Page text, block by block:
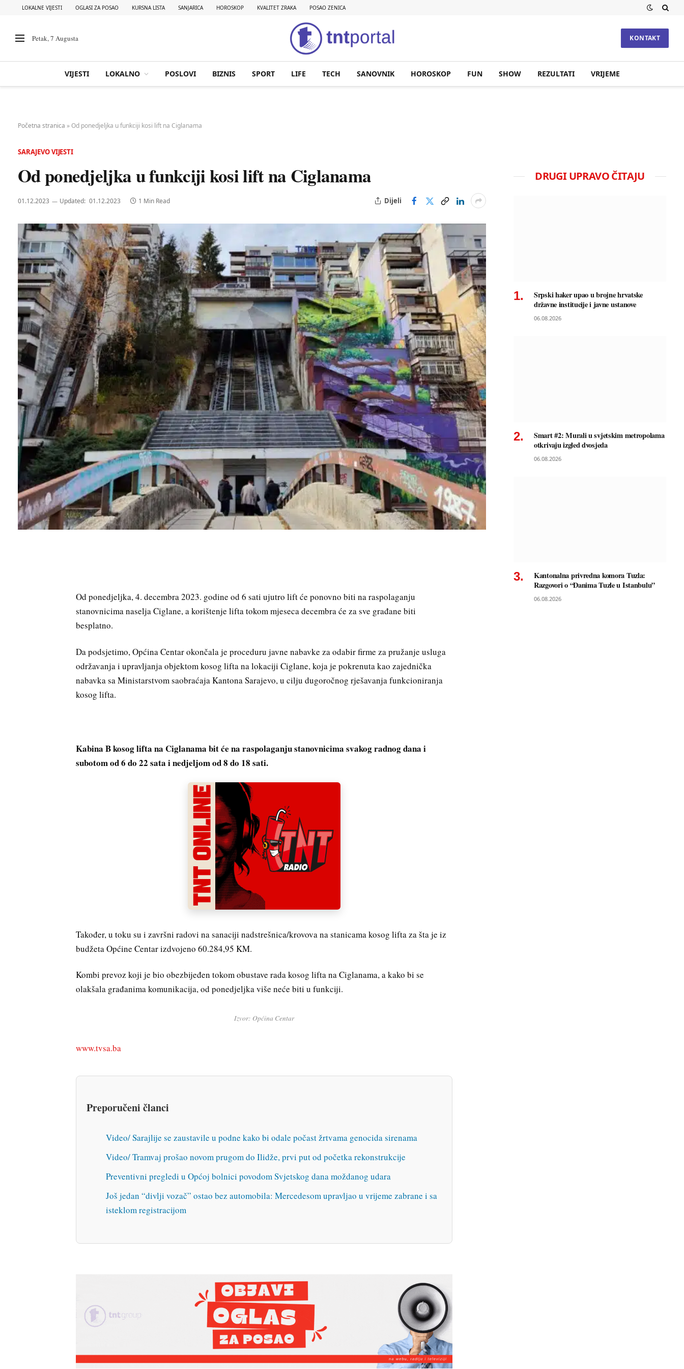
LOKALNE VIJESTI OGLASI ZA POSAO KURSNA LISTA SANJARICA HOROSKOP KVALITET ZRAKA POSAO ZENICA
Petak, 7 Augusta KONTAKT
VIJESTI LOKALNO POSLOVI BIZNIS SPORT LIFE TECH SANOVNIK HOROSKOP FUN SHOW REZULTATI VRIJEME
Početna stranica »Od ponedjeljka u funkciji kosi lift na Ciglanama
SARAJEVO VIJESTI
Od ponedjeljka u funkciji kosi lift na Ciglanama
01.12.2023 Updated: 01.12.2023 1 Min Read Dijeli
Od ponedjeljka, 4. decembra 2023. godine od 6 sati ujutro lift će ponovno biti na raspolaganju
stanovnicima naselja Ciglane, a korištenje lifta tokom mjeseca decembra će za sve građane biti
besplatno.
Da podsjetimo, Općina Centar okončala je proceduru javne nabavke za odabir firme za pružanje usluga
održavanja i upravljanja objektom kosog lifta na lokaciji Ciglane, koja je pokrenuta kao zajednička
nabavka sa Ministarstvom saobraćaja Kantona Sarajevo, u cilju dugoročnog rješavanja funkcioniranja
kosog lifta.
Kabina B kosog lifta na Ciglanama bit će na raspolaganju stanovnicima svakog radnog dana i
subotom od 6 do 22 sata i nedjeljom od 8 do 18 sati.
Također, u toku su i završni radovi na sanaciji nadstrešnica/krovova na stanicama kosog lifta za šta je iz
budžeta Općine Centar izdvojeno 60.284,95 KM.
Kombi prevoz koji je bio obezbijeđen tokom obustave rada kosog lifta na Ciglanama, a kako bi se
olakšala građanima komunikacija, od ponedjeljka više neće biti u funkciji.
Izvor: Općina Centar
www.tvsa.ba
Preporučeni članci
Video/ Sarajlije se zaustavile u podne kako bi odale počast žrtvama genocida sirenama
Video/ Tramvaj prošao novom prugom do Ilidže, prvi put od početka rekonstrukcije
Preventivni pregledi u Općoj bolnici povodom Svjetskog dana moždanog udara
Još jedan “divlji vozač” ostao bez automobila: Mercedesom upravljao u vrijeme zabrane i sa
isteklom registracijom
DRUGI UPRAVO ČITAJU
Srpski haker upao u brojne hrvatske
državne institucije i javne ustanove
06.08.2026
Smart #2: Murali u svjetskim metropolama
otkrivaju izgled dvosjeda
06.08.2026
Kantonalna privredna komora Tuzla:
Razgovori o “Danima Tuzle u Istanbulu”
06.08.2026